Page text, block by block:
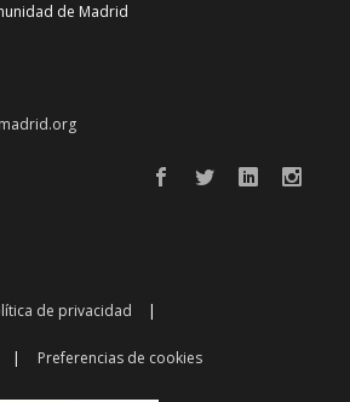
de Madrid
de privacidad
Preferencias de cookies